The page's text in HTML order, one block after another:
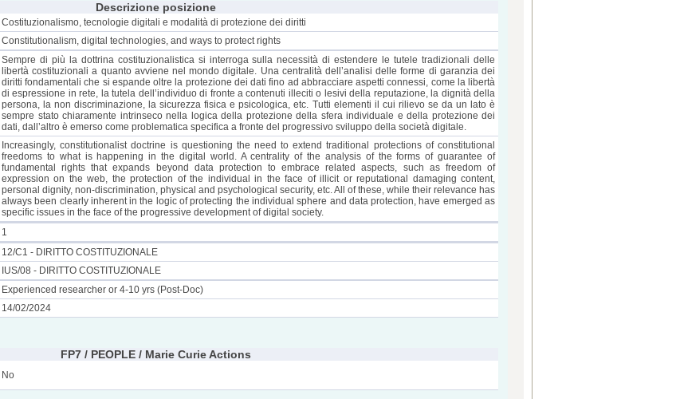
Descrizione posizione
Costituzionalismo, tecnologie digitali e modalità di protezione dei diritti
Constitutionalism, digital technologies, and ways to protect rights
Sempre di più la dottrina costituzionalistica si interroga sulla necessità di estendere le tutele tradizionali delle
libertà costituzionali a quanto avviene nel mondo digitale. Una centralità dell’analisi delle forme di garanzia dei
diritti fondamentali che si espande oltre la protezione dei dati fino ad abbracciare aspetti connessi, come la libertà
di espressione in rete, la tutela dell’individuo di fronte a contenuti illeciti o lesivi della reputazione, la dignità della
persona, la non discriminazione, la sicurezza fisica e psicologica, etc. Tutti elementi il cui rilievo se da un lato è
sempre stato chiaramente intrinseco nella logica della protezione della sfera individuale e della protezione dei
dati, dall’altro è emerso come problematica specifica a fronte del progressivo sviluppo della società digitale.
Increasingly, constitutionalist doctrine is questioning the need to extend traditional protections of constitutional
freedoms to what is happening in the digital world. A centrality of the analysis of the forms of guarantee of
fundamental rights that expands beyond data protection to embrace related aspects, such as freedom of
expression on the web, the protection of the individual in the face of illicit or reputational damaging content,
personal dignity, non-discrimination, physical and psychological security, etc. All of these, while their relevance has
always been clearly inherent in the logic of protecting the individual sphere and data protection, have emerged as
specific issues in the face of the progressive development of digital society.
1
12/C1 - DIRITTO COSTITUZIONALE
IUS/08 - DIRITTO COSTITUZIONALE
Experienced researcher or 4-10 yrs (Post-Doc)
14/02/2024
FP7 / PEOPLE / Marie Curie Actions
No